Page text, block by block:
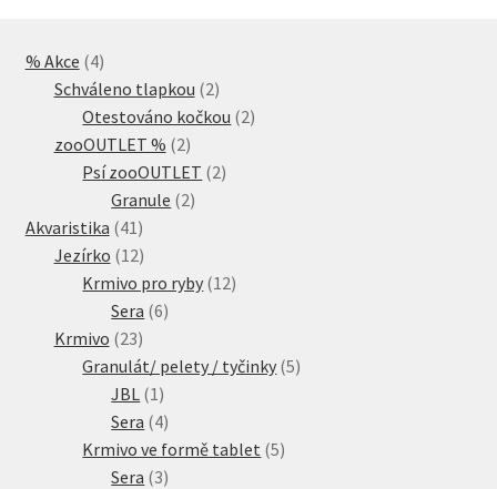
% Akce 44
produkty
Schváleno tlapkou 22
produkty
Otestováno kočkou 22
zooOUTLET % 22
produkty
Psí zooOUTLET 22
Granule 22
Akvaristika 41 41
produktů
Jezírko 1212
produktů
Krmivo pro ryby 1212
Sera 66
Krmivo 2323
produktů
Granulát/ pelety / tyčinky 55
JBL 1 1
produkt
Sera 44
produkty
Krmivo ve formě tablet 55
Sera 33